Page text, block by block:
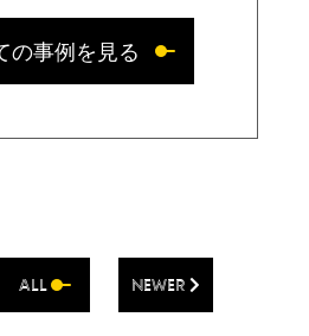
の事例を見る
ALL NEWER